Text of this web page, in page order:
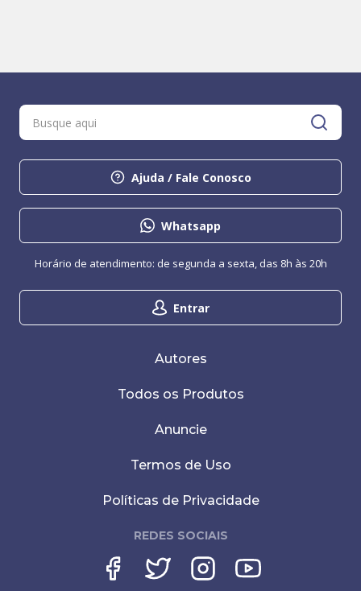
Ajuda / Fale Conosco
Whatsapp
Entrar
Horário de atendimento: de segunda a sexta, das 8h às 20h
Autores
Todos os Produtos
Anuncie
Termos de Uso
Políticas de Privacidade
REDES SOCIAIS